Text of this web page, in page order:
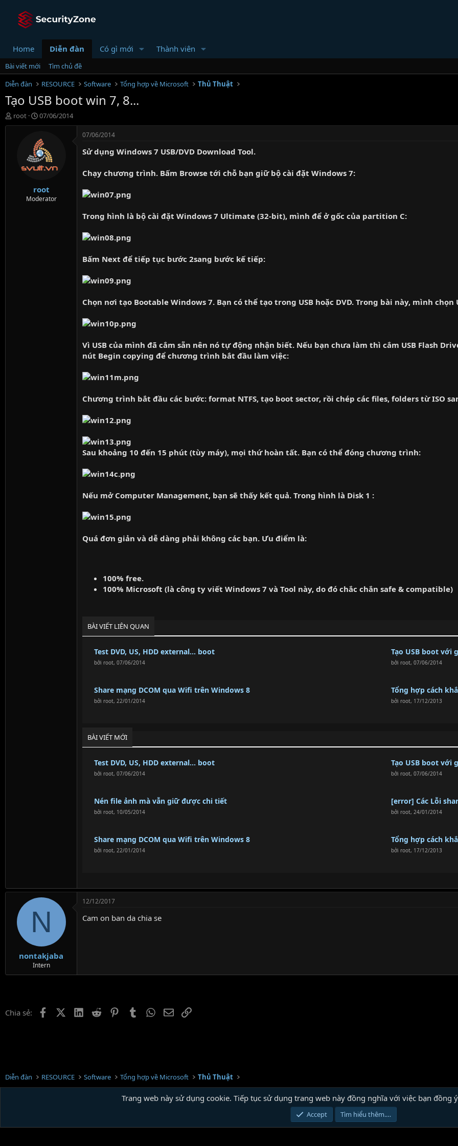
Home Diễn đàn Có gì mới Thành viên
Bài viết mới
Tìm chủ đề
Diễn đàn
RESOURCE Software Tổng hợp về Microsoft Thủ Thuật
Tạo USB boot win 7, 8...
T
h
root
N
g
y
g
ử
i
07/06/2014
root
Moderator
07/06/2014
Sử dụng Windows 7 USB/DVD Download Tool.
Chạy chương trình. Bấm Browse tới chỗ bạn giữ bộ cài đặt Windows 7:
Trong hình là bộ cài đặt Windows 7 Ultimate (32-bit), mình để ở gốc của partition C:
Bấm Next để tiếp tục bước 2sang bước kế tiếp:
Chọn nơi tạo Bootable Windows 7. Bạn có thể tạo trong USB hoặc DVD. Trong bài này, mình chọn
Vì USB của mình đã cắm sẵn nên nó tự động nhận biết. Nếu bạn chưa làm thì cắm USB Flash
nút Begin copying để chương trình bắt đầu làm việc:
Chương trình bắt đầu các bước: format NTFS, tạo boot sector, rồi chép các files, folders từ ISO
Sau khoảng 10 đến 15 phút (tùy máy), mọi thứ hoàn tất. Bạn có thể đóng chương trình:
Nếu mở Computer Management, bạn sẽ thấy kết quả. Trong hình là Disk 1 :
Quá đơn giản và dễ dàng phải không các bạn. Ưu điểm là:
100% free.
100% Microsoft (là công ty viết Windows 7 và Tool này, do đó chắc chắn safe & compatible)
BÀI VIẾT LIÊN QUAN
Test DVD, US, HDD external... boot
bởi root,07/06/2014
Tạo USB boot với
bởi root,07/06/2014
Share mạng DCOM qua Wifi trên Windows 8
bởi root,22/01/2014
Tổng hợp cách
bởi root, 17/12/2013
BÀI VIẾT MỚI
Test DVD, US, HDD external... boot
bởi root,07/06/2014
Tạo USB boot với
bởi root,07/06/2014
Nén file ảnh mà vẫn giữ được chi tiết
bởi root, 10/05/2014
[error] Các Lỗi
bởi root,24/01/2014
Share mạng DCOM qua Wifi trên Windows 8
bởi root,22/01/2014
Tổng hợp cách
bởi root, 17/12/2013
N
nontakjaba
Intern
12/12/2017
Cam on ban da chia se
Chia sẻ: FacebookX (Twitter)
LinkedIn
Reddit PinterestTumblrWhatsApp
EmailLink
Diễn đàn RESOURCE Software Tổng hợp về Microsoft Thủ Thuật
© 2010-2024 XenForo Ltd. Xenforo Theme by
Trang web này sử dụng cookie. Tiếp tục sử dụng trang web này đồng nghĩa với việc bạn đồng
Accept Tìm hiểu thêm.…